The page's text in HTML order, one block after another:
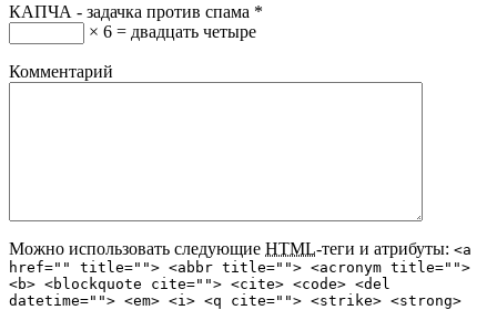
КАПЧА - задачка против спама *
× 6 = двадцать четыре
Комментарий
Можно использовать следующие HTML-теги и атрибуты: <a
href="" title=""> <abbr title=""> <acronym title="">
<b> <blockquote cite=""> <cite> <code> <del
datetime=""> <em> <i> <q cite=""> <strike> <strong>